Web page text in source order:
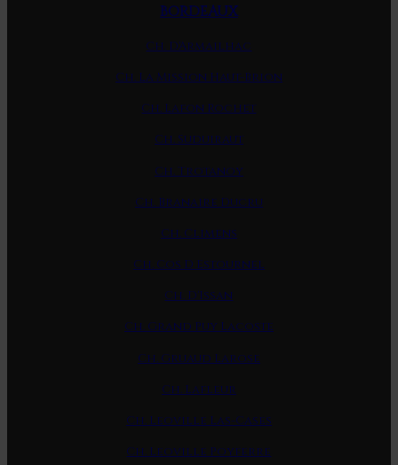
BORDEAUX
Ch. D'Armailhac
Ch. La Mission Haut-Brion
Ch. Lafon Rochet
Ch. Suduiraut
Ch. Trotanoy
Ch. Branaire Ducru
Ch. Climens
Ch. Cos D Estournel
Ch. D'Issan
Ch. Grand Puy Lacoste
Ch. Gruaud Larose
Ch. Lafleur
Ch. Leoville Las-Cases
Ch. Leoville Poyferre